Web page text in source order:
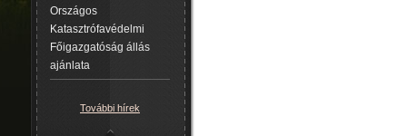
Országos
Katasztrófavédelmi
Főigazgatóság állás
ajánlata
További hírek